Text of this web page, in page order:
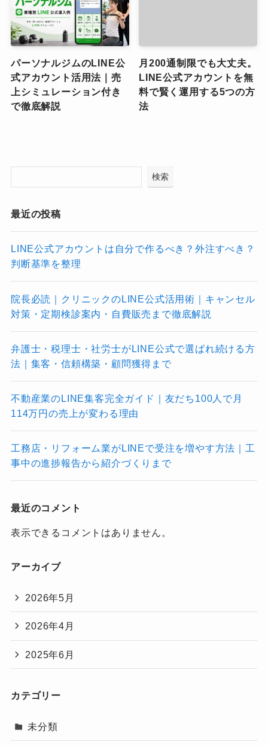
パーソナルジムのLINE公
式アカウント活用法｜売
上シミュレーション付き
で徹底解説
月200通制限でも大丈夫。
LINE公式アカウントを無
料で賢く運用する5つの方
法
検索
最近の投稿
LINE公式アカウントは自分で作るべき？外注すべき？
判断基準を整理
院長必読｜クリニックのLINE公式活用術｜キャンセル
対策・定期検診案内・自費販売まで徹底解説
弁護士・税理士・社労士がLINE公式で選ばれ続ける方
法｜集客・信頼構築・顧問獲得まで
不動産業のLINE集客完全ガイド｜友だち100人で月
114万円の売上が変わる理由
工務店・リフォーム業がLINEで受注を増やす方法｜工
事中の進捗報告から紹介づくりまで
最近のコメント
表示できるコメントはありません。
アーカイブ
2026年5月
2026年4月
2025年6月
カテゴリー
未分類